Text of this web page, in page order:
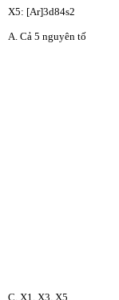
X5: [Ar]3d84s2
A. Cả 5
C. X1, X3,